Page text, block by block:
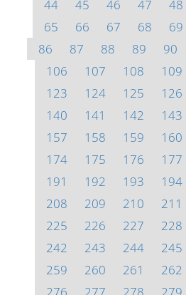
44
45 46 47 48
65
66 67 68 69
86
87 88 89 90
106
107 108 109
123
124 125 126
140
141 142 143
157
158 159 160
174
175 176 177
191
192 193 194
208
209 210 211
225
226 227 228
242
243 244 245
259
260 261 262